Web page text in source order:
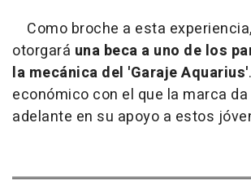
Como broche a esta
otorgará una beca a uno de los
la mecánica del 'Garaje Aquarius'
económico con el que la marca
adelante en su apoyo a estos